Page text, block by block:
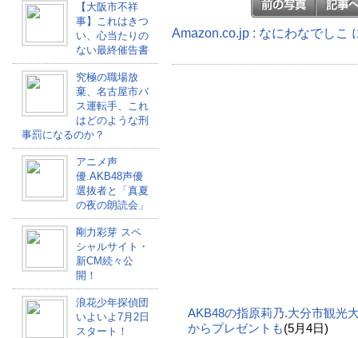
【大阪市不祥
事】これはきつ
い、心当たりの
ない最終催告書
究極の職場放
棄、名古屋市バ
ス運転手、これ
はどのような刑
事罰になるのか？
アニメ声
優.AKB48声優
選抜者と「真夏
の夜の朗読会」
剛力彩芽 スペ
シャルサイト・
新CM続々公
開！
浪花少年探偵団
いよいよ7月2日
スタート！
Amazon.co.jp : なにわなでしこ
AKB48の指原莉乃.大分市観光
からプレゼントも(5月4日)